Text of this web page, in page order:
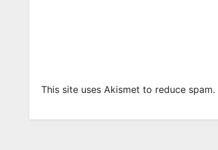
This site uses Akismet to reduce spam.